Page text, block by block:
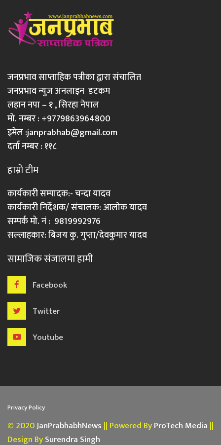
जनप्रभाव साप्ताहिक पत्रीका द्वारा संचालित
जनप्रभाव न्युज अनलाइन डटकम
लहान नपा – १ , सिरहा नेपाल
मो. नम्बर : +9779863964800
इमेल :janprabhab@gmail.com
दर्ता नम्बर : ११८
हाम्रो टीम
कार्यकारी सम्पादक:- चन्दा यादव
कार्यकारी निर्देशक/ संचालक: आलोक यादव
सम्पर्क मो. नं : 9819992976
सल्लाहकार: बिजय कु. गुप्ता/देवकुमार यादव
सामाजिक संजालमा हामी
Facebook
Twitter
Youtube
Privacy Policy
© 2020JanPrabhabhNews || Powered ByProTech Media ||
Design BySurendra Singh